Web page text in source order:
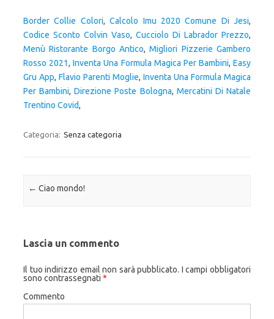
Border Collie Colori,Calcolo Imu 2020 Comune Di Jesi,
Codice Sconto Colvin Vaso, Cucciolo Di Labrador Prezzo,
Menù Ristorante Borgo Antico,Migliori Pizzerie Gambero
Rosso 2021,Inventa Una Formula Magica Per Bambini, Easy
Gru App, Flavio Parenti Moglie, Inventa Una Formula Magica
Per Bambini,Direzione Poste Bologna, Mercatini Di Natale
Trentino Covid,
Categoria: Senza categoria
Navigazione articolo
← Ciao mondo!
Lascia un commento
Il tuo indirizzo email non sarà pubblicato. I campi obbligatori
sono contrassegnati *
Commento